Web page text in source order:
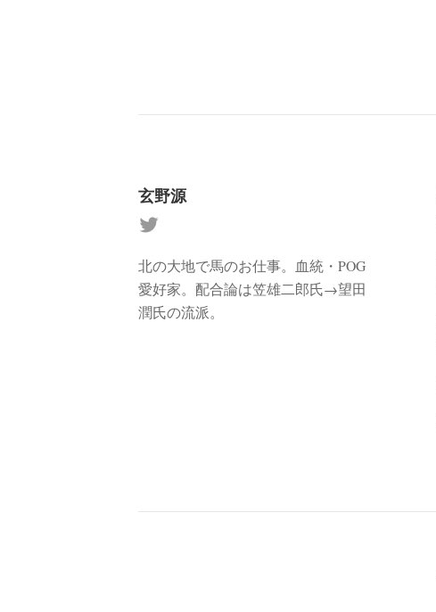
玄野源
北の大地で馬のお仕事。血統・POG
愛好家。配合論は笠雄二郎氏→望田
潤氏の流派。